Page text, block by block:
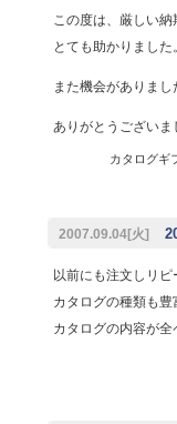
この度は、厳しい
とても助かりました。
また機会がありまし
ありがとうございま
カタログ
2007.09.04[火]
以前にも注文しリピ
カタログの種類も豊
カタログの内容が全